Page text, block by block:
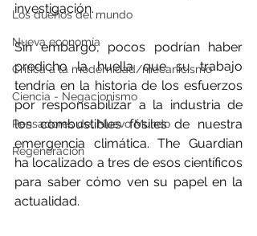
Los dueños del mundo
Nueva economía
Crítica a la modernidad/mecanicismo
Ciencia - Negacionismo
Pensadores del Nuevo Mundo
Regeneración
investigación.
Sin embargo, pocos podrían haber
predicho la huella que su trabajo
tendría en la historia de los esfuerzos
por responsabilizar a la industria de
los combustibles fósiles de nuestra
emergencia climática. The Guardian
ha localizado a tres de esos científicos
para saber cómo ven su papel en la
actualidad.